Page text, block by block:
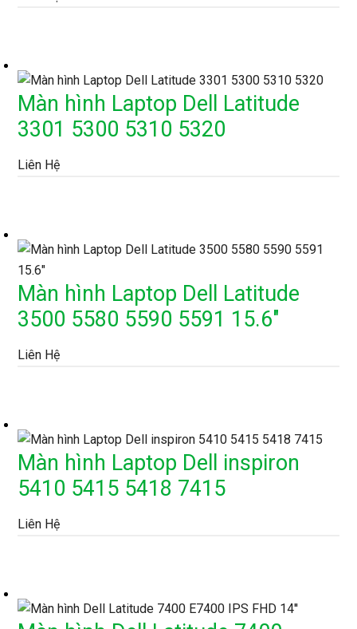
Màn hình Laptop Dell Latitude
3301 5300 5310 5320
Liên Hệ
Màn hình Laptop Dell Latitude
3500 5580 5590 5591 15.6″
Liên Hệ
Màn hình Laptop Dell inspiron
5410 5415 5418 7415
Liên Hệ